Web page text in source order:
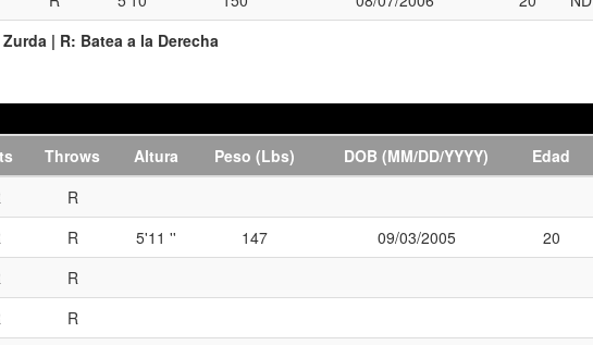
| R: Batea a la Derecha
Throws Altura Peso (Lbs) DOB (MM/DD/YYYY) Edad
R
R 5'11 '' 147 09/03/2005 20
R
R